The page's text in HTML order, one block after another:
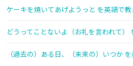
ケーキを焼いてあげようっと を英語で教
どうってことないよ（お礼を言われて）
（過去の）ある日、（未来の）いつか